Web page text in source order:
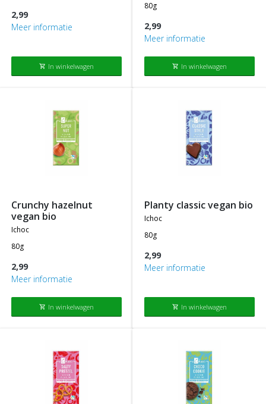
2,99
Meer informatie
shopping_cart In winkelwagen
80g
2,99
Meer informatie
shopping_cart In winkelwagen
crunchy hazelnut
vegan bio
ichoc
80g
2,99
Meer informatie
shopping_cart In winkelwagen
planty classic vegan bio
ichoc
80g
2,99
Meer informatie
shopping_cart In winkelwagen